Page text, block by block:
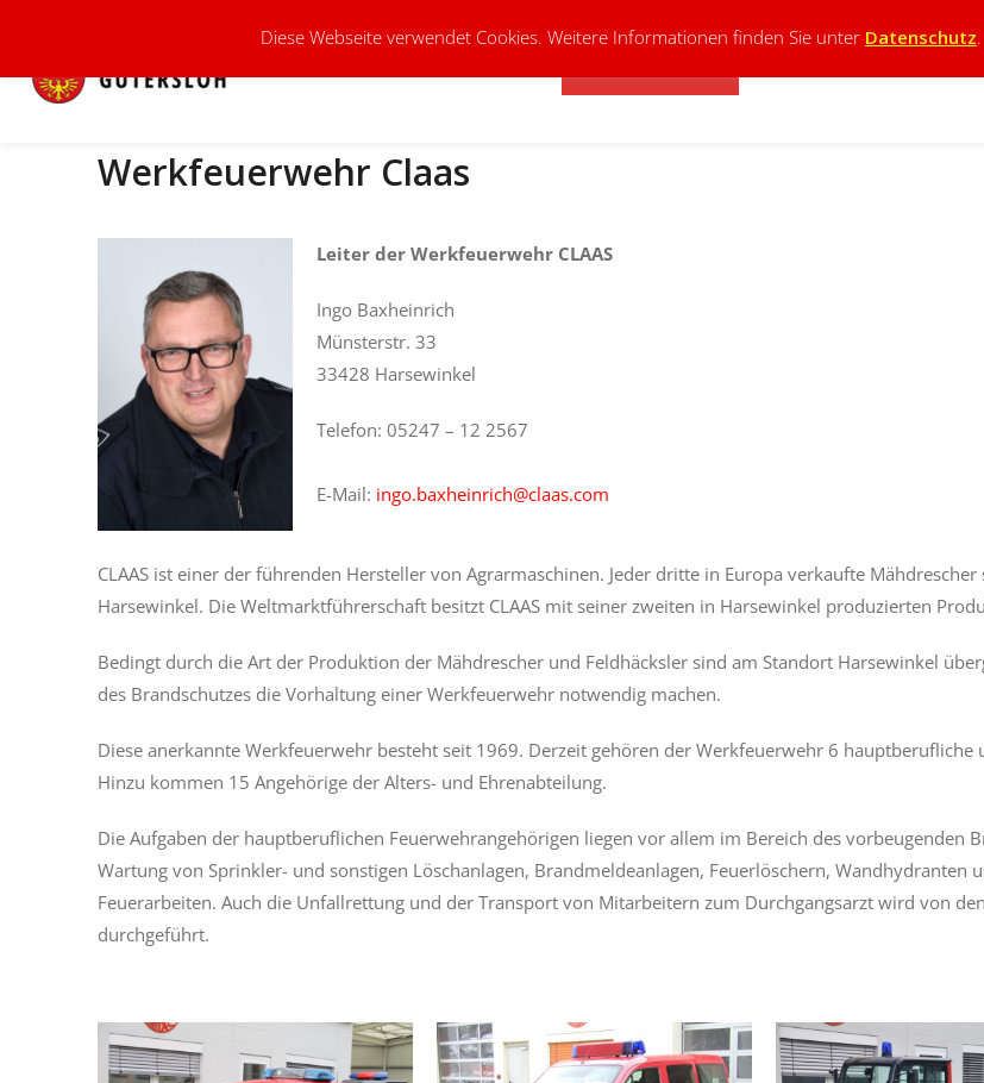
Werkfeuerwehr Claas
Leiter der Werkfeuerwehr CLAAS
Ingo Baxheinrich
Münsterstr. 33
33428 Harsewinkel
Telefon: 05247 – 12 2567
E-Mail: ingo.baxheinrich@claas.com
CLAAS ist einer der führenden Hersteller von Agrarmaschinen. Jeder dritte in Europa verkaufte
Harsewinkel. Die Weltmarktführerschaft besitzt CLAAS mit seiner zweiten in Harsewinkel produzierten
Bedingt durch die Art der Produktion der Mähdrescher und Feldhäcksler sind am Standort Harsewinkel
des Brandschutzes die Vorhaltung einer Werkfeuerwehr notwendig machen.
Diese anerkannte Werkfeuerwehr besteht seit 1969. Derzeit gehören der Werkfeuerwehr 6
Hinzu kommen 15 Angehörige der Alters- und Ehrenabteilung.
Die Aufgaben der hauptberuflichen Feuerwehrangehörigen liegen vor allem im Bereich des vorbeugenden
Wartung von Sprinkler- und sonstigen Löschanlagen, Brandmeldeanlagen, Feuerlöschern, Wandhydranten
Feuerarbeiten. Auch die Unfallrettung und der Transport von Mitarbeitern zum Durchgangsarzt wird von
durchgeführt.
Diese Webseite verwendet Cookies. Weitere Informationen finden Sie unter Datenschutz.